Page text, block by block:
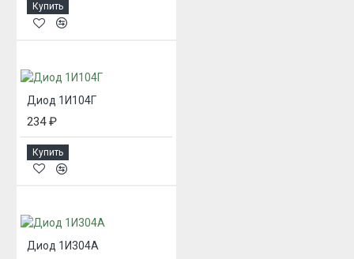
Купить
Диод 1И104Г
234 ₽
Купить
Диод 1И304А